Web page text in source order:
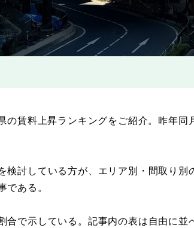
賃料上昇ランキングをご紹介。昨年
検討している方が、エリア別・間取り
ある。
合で示している。記事内の表は自由に